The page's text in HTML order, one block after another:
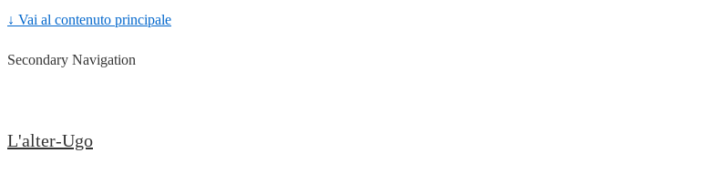
↓ Vai al contenuto principale
Secondary Navigation
L'alter-Ugo